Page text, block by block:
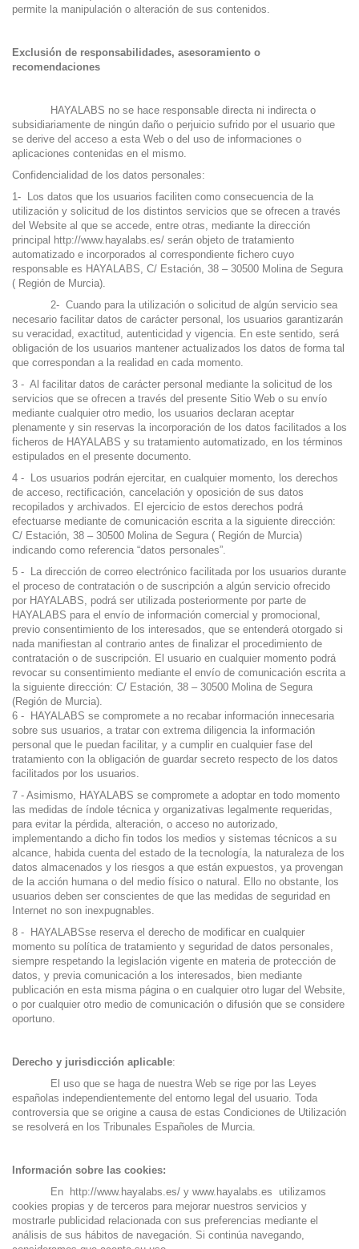
permite la manipulación o alteración de sus contenidos.
Exclusión de responsabilidades, asesoramiento o
recomendaciones
HAYALABS no se hace responsable directa ni indirecta o
subsidiariamente de ningún daño o perjuicio sufrido por el usuario que
se derive del acceso a esta Web o del uso de informaciones o
aplicaciones contenidas en el mismo.
Confidencialidad de los datos personales:
1- Los datos que los usuarios faciliten como consecuencia de la
utilización y solicitud de los distintos servicios que se ofrecen a través
del Website al que se accede, entre otras, mediante la dirección
principal http://www.hayalabs.es/ serán objeto de tratamiento
automatizado e incorporados al correspondiente fichero cuyo
responsable es HAYALABS, C/ Estación, 38 – 30500 Molina de Segura
( Región de Murcia).
2- Cuando para la utilización o solicitud de algún servicio sea
necesario facilitar datos de carácter personal, los usuarios garantizarán
su veracidad, exactitud, autenticidad y vigencia. En este sentido, será
obligación de los usuarios mantener actualizados los datos de forma tal
que correspondan a la realidad en cada momento.
3 - Al facilitar datos de carácter personal mediante la solicitud de los
servicios que se ofrecen a través del presente Sitio Web o su envío
mediante cualquier otro medio, los usuarios declaran aceptar
plenamente y sin reservas la incorporación de los datos facilitados a los
ficheros de HAYALABS y su tratamiento automatizado, en los términos
estipulados en el presente documento.
4 - Los usuarios podrán ejercitar, en cualquier momento, los derechos
de acceso, rectificación, cancelación y oposición de sus datos
recopilados y archivados. El ejercicio de estos derechos podrá
efectuarse mediante de comunicación escrita a la siguiente dirección:
C/ Estación, 38 – 30500 Molina de Segura ( Región de Murcia)
indicando como referencia “datos personales”.
5 - La dirección de correo electrónico facilitada por los usuarios durante
el proceso de contratación o de suscripción a algún servicio ofrecido
por HAYALABS, podrá ser utilizada posteriormente por parte de
HAYALABS para el envío de información comercial y promocional,
previo consentimiento de los interesados, que se entenderá otorgado si
nada manifiestan al contrario antes de finalizar el procedimiento de
contratación o de suscripción. El usuario en cualquier momento podrá
revocar su consentimiento mediante el envío de comunicación escrita a
la siguiente dirección: C/ Estación, 38 – 30500 Molina de Segura
(Región de Murcia).
6 - HAYALABS se compromete a no recabar información innecesaria
sobre sus usuarios, a tratar con extrema diligencia la información
personal que le puedan facilitar, y a cumplir en cualquier fase del
tratamiento con la obligación de guardar secreto respecto de los datos
facilitados por los usuarios.
7 - Asimismo, HAYALABS se compromete a adoptar en todo momento
las medidas de índole técnica y organizativas legalmente requeridas,
para evitar la pérdida, alteración, o acceso no autorizado,
implementando a dicho fin todos los medios y sistemas técnicos a su
alcance, habida cuenta del estado de la tecnología, la naturaleza de los
datos almacenados y los riesgos a que están expuestos, ya provengan
de la acción humana o del medio físico o natural. Ello no obstante, los
usuarios deben ser conscientes de que las medidas de seguridad en
Internet no son inexpugnables.
8 - HAYALABSse reserva el derecho de modificar en cualquier
momento su política de tratamiento y seguridad de datos personales,
siempre respetando la legislación vigente en materia de protección de
datos, y previa comunicación a los interesados, bien mediante
publicación en esta misma página o en cualquier otro lugar del Website,
o por cualquier otro medio de comunicación o difusión que se considere
oportuno.
Derecho y jurisdicción aplicable:
El uso que se haga de nuestra Web se rige por las Leyes
españolas independientemente del entorno legal del usuario. Toda
controversia que se origine a causa de estas Condiciones de Utilización
se resolverá en los Tribunales Españoles de Murcia.
Información sobre las cookies:
En
http://www.hayalabs.es/ y www.hayalabs.es utilizamos
cookies propias y de terceros para mejorar nuestros servicios y
mostrarle publicidad relacionada con sus preferencias mediante el
análisis de sus hábitos de navegación. Si continúa navegando,